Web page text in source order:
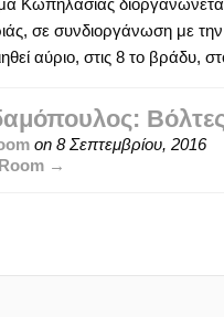
σε συνδιοργάνωση με
αύριο, στις 8 το βράδυ,
on 8 Σεπτεμβρίου, 2016
→